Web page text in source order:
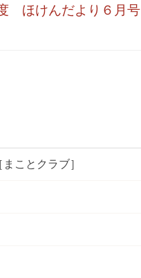
ほけんだより６月号
ことクラブ］